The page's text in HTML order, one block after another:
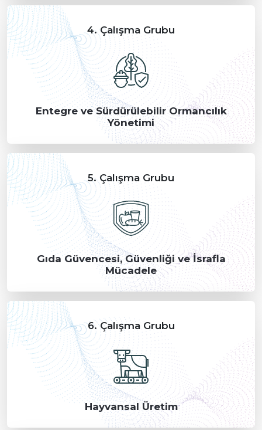
4. Çalışma Grubu
Entegre ve Sürdürülebilir Ormancılık
Yönetimi
5. Çalışma Grubu
Gıda Güvencesi, Güvenliği ve İsrafla
Mücadele
6. Çalışma Grubu
Hayvansal Üretim